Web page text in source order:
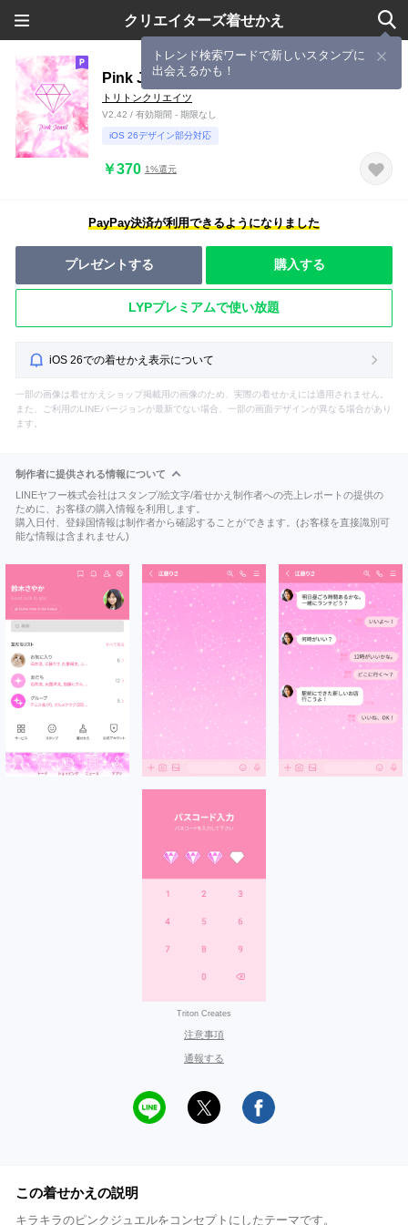
クリエイターズ着せかえ
トレンド検索ワードで新しいスタンプに
出会えるかも！
Pink Jewel
トリトンクリエイツ
V2.42 / 有効期間 - 期限なし
iOS 26デザイン部分対応
￥370 1%還元
PayPay決済が利用できるようになりました
プレゼントする 購入する
LYPプレミアムで使い放題
iOS 26での着せかえ表示について
一部の画像は着せかえショップ掲載用の画像のため、実際の着せかえには適用されません。
また、ご利用のLINEバージョンが最新でない場合、一部の画面デザインが異なる場合があり
ます。
制作者に提供される情報について
LINEヤフー株式会社はスタンプ/絵文字/着せかえ制作者への売上レポートの提供の
ために、お客様の購入情報を利用します。
購入日付、登録国情報は制作者から確認することができます。(お客様を直接識別可
能な情報は含まれません)
Triton Creates
注意事項
通報する
この着せかえの説明
キラキラのピンクジュエルをコンセプトにしたテーマです。